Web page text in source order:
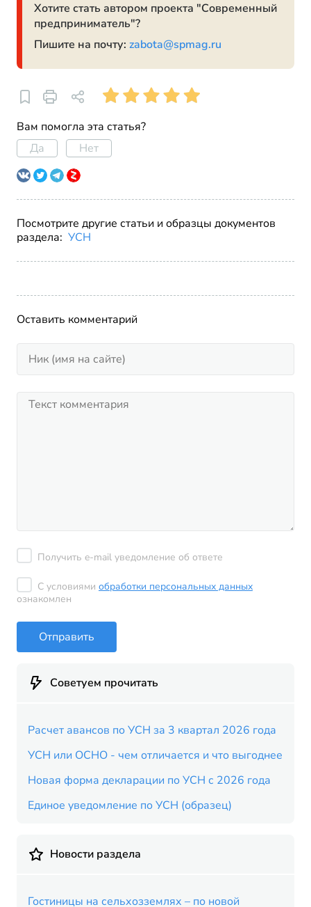
Хотите стать автором проекта "Современный
предприниматель"?
Пишите на почту: zabota@spmag.ru
Вам помогла эта статья?
Да
Нет
Посмотрите другие статьи и образцы документов
раздела: УСН
Оставить комментарий
Получить e-mail уведомление об ответе
С условиями обработки персональных данных
ознакомлен
Отправить
Советуем прочитать
Расчет авансов по УСН за 3 квартал 2026 года
УСН или ОСНО - чем отличается и что выгоднее
Новая форма декларации по УСН с 2026 года
Единое уведомление по УСН (образец)
Новости раздела
Гостиницы на сельхозземлях – по новой